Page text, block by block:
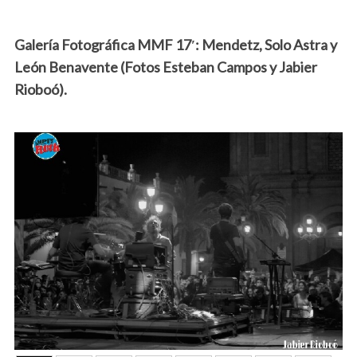
Galería Fotográfica MMF 17′: Mendetz, Solo Astra y
León Benavente (Fotos Esteban Campos y Jabier
Rioboó).